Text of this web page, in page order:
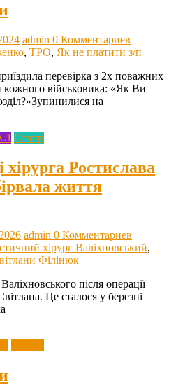
admin 0 Комментариев
, ТРО, Як не платити з/п
перевірка з 2х поважних
кожного військовика: «Як Ви
на
Статті
хірурга Ростислава
життя
admin 0 Комментариев
хірург Валіхновський,
Філінюк
після операції
Це сталося у березні